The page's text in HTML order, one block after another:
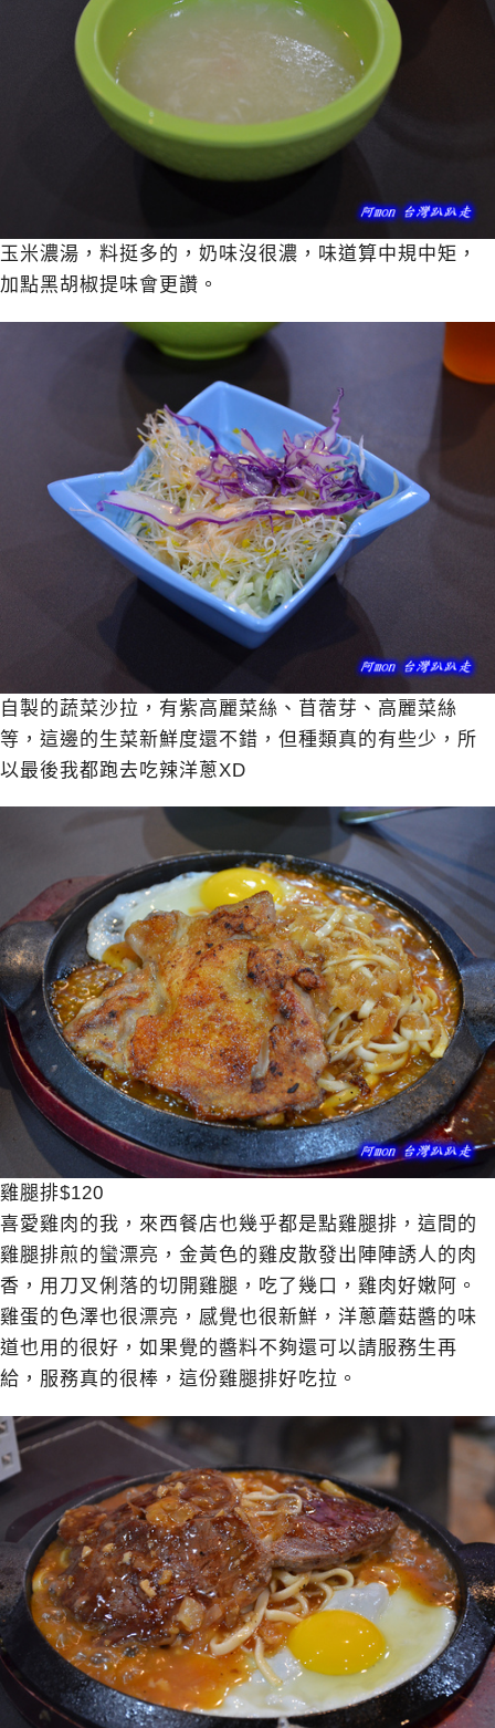
玉米濃湯，料挺多的，奶味沒很濃，味道算中規中矩，
加點黑胡椒提味會更讚。
自製的蔬菜沙拉，有紫高麗菜絲、苜蓿芽、高麗菜絲
等，這邊的生菜新鮮度還不錯，但種類真的有些少，所
以最後我都跑去吃辣洋蔥XD
雞腿排$120
喜愛雞肉的我，來西餐店也幾乎都是點雞腿排，這間的
雞腿排煎的蠻漂亮，金黃色的雞皮散發出陣陣誘人的肉
香，用刀叉俐落的切開雞腿，吃了幾口，雞肉好嫩阿。
雞蛋的色澤也很漂亮，感覺也很新鮮，洋蔥蘑菇醬的味
道也用的很好，如果覺的醬料不夠還可以請服務生再
給，服務真的很棒，這份雞腿排好吃拉。